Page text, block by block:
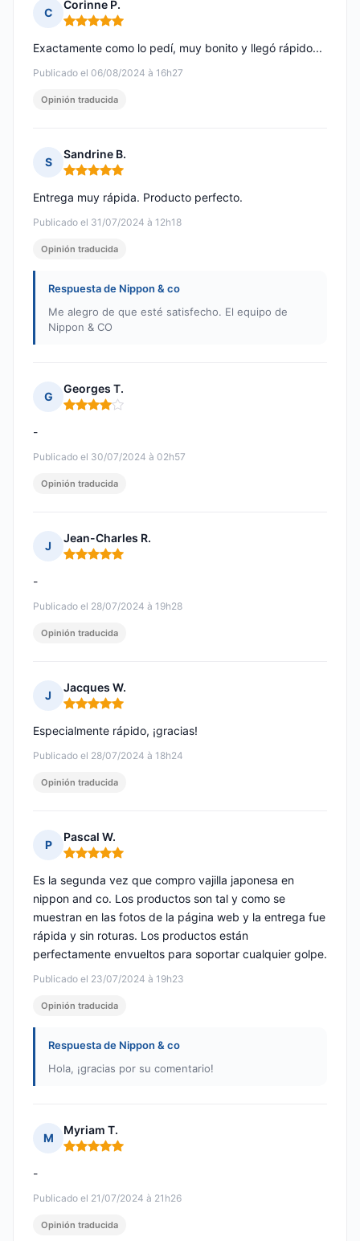
C
Corinne P.
Nota: 5 de 5
Publicado el 06/08/2024 à 16h27
Exactamente como lo pedí, muy bonito y llegó rápido...
Opinión traducida
S
Sandrine B.
Nota: 5 de 5
Publicado el 31/07/2024 à 12h18
Entrega muy rápida. Producto perfecto.
Opinión traducida
Respuesta de Nippon & co
Me alegro de que esté satisfecho. El equipo de
Nippon & CO
G
Georges T.
Nota: 4 de 5
Publicado el 30/07/2024 à 02h57
-
Opinión traducida
J
Jean-Charles R.
Nota: 5 de 5
Publicado el 28/07/2024 à 19h28
-
Opinión traducida
J
Jacques W.
Nota: 5 de 5
Publicado el 28/07/2024 à 18h24
Especialmente rápido, ¡gracias!
Opinión traducida
P
Pascal W.
Nota: 5 de 5
Publicado el 23/07/2024 à 19h23
Es la segunda vez que compro vajilla japonesa en
nippon and co. Los productos son tal y como se
muestran en las fotos de la página web y la entrega fue
rápida y sin roturas. Los productos están
perfectamente envueltos para soportar cualquier golpe.
Opinión traducida
Respuesta de Nippon & co
Hola, ¡gracias por su comentario!
M
Myriam T.
Nota: 5 de 5
Publicado el 21/07/2024 à 21h26
-
Opinión traducida